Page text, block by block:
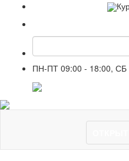
ПН-ПТ 09:00 - 18:00, СБ